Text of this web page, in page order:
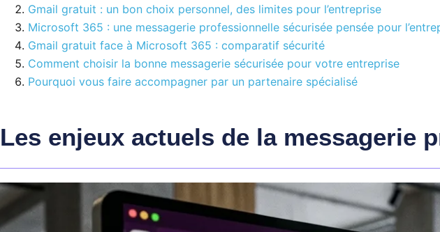
Gmail gratuit : un bon choix personnel, des limites pour l’entreprise
Microsoft 365 : une messagerie professionnelle sécurisée pensée pour
Gmail gratuit face à Microsoft 365 : comparatif sécurité
Comment choisir la bonne messagerie sécurisée pour votre entreprise
Pourquoi vous faire accompagner par un partenaire spécialisé
Les enjeux actuels de la messagerie